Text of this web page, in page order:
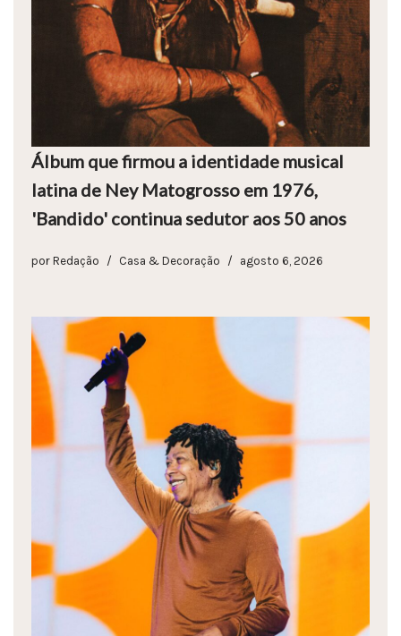
Álbum que firmou a identidade musical
latina de Ney Matogrosso em 1976,
'Bandido' continua sedutor aos 50 anos
por Redação Casa & Decoração agosto 6, 2026